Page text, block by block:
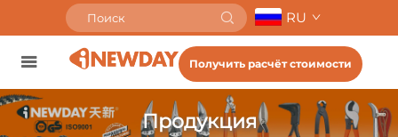
RU
Получить расчёт стоимости
Продукция